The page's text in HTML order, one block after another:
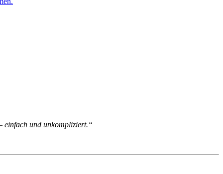
einfach und unkompliziert.“